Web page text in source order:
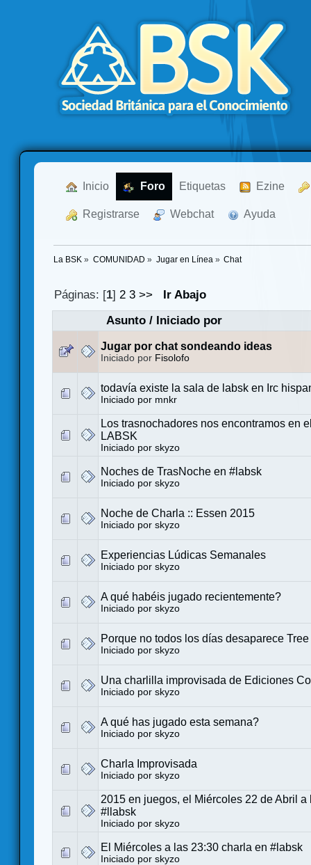
Inicio Foro Etiquetas Ezine
Registrarse Webchat Ayuda
La BSK » COMUNIDAD » Jugar en Línea » Chat
Páginas: [1]2 3 >>
Ir Abajo
Asunto/ Iniciado por
Jugar por chat sondeando ideas
Iniciado por Fisolofo
todavía existe la sala de labsk en Irc
Iniciado por mnkr
Los trasnochadores nos encontramos en
LABSK
Iniciado por skyzo
Noches de TrasNoche en #labsk
Iniciado por skyzo
Noche de Charla :: Essen 2015
Iniciado por skyzo
Experiencias Lúdicas Semanales
Iniciado por skyzo
A qué habéis jugado recientemente?
Iniciado por skyzo
Porque no todos los días desaparece
Iniciado por skyzo
Una charlilla improvisada de Ediciones
Iniciado por skyzo
A qué has jugado esta semana?
Iniciado por skyzo
Charla Improvisada
Iniciado por skyzo
2015 en juegos, el Miércoles 22 de Abril a
#llabsk
Iniciado por skyzo
El Miércoles a las 23:30 charla en #labsk
Iniciado por skyzo